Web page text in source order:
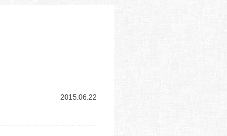
2015.06.22